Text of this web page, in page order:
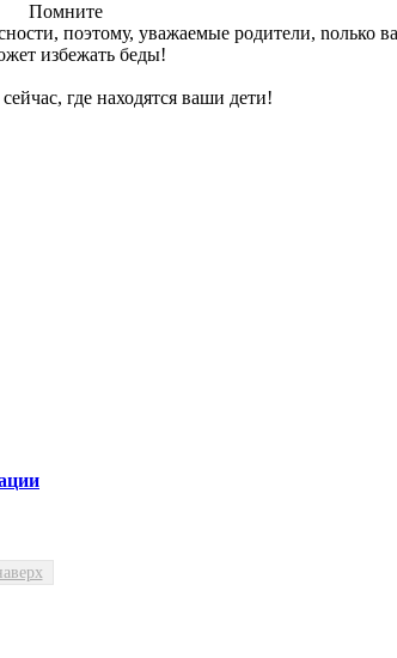
Помните
поэтому, уважаемые родители, nолько
избежать беды!
где находятся ваши дети!